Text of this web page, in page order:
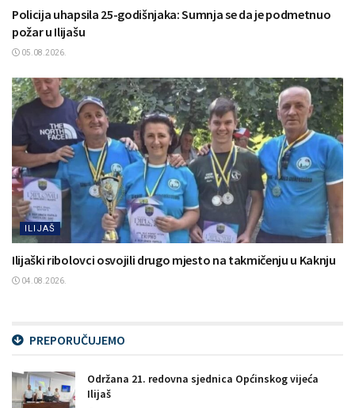
Policija uhapsila 25-godišnjaka: Sumnja se da je podmetnuo
požar u Ilijašu
05.08.2026.
ILIJAŠ
Ilijaški ribolovci osvojili drugo mjesto na takmičenju u Kaknju
04.08.2026.
PREPORUČUJEMO
Održana 21. redovna sjednica Općinskog vijeća
Ilijaš